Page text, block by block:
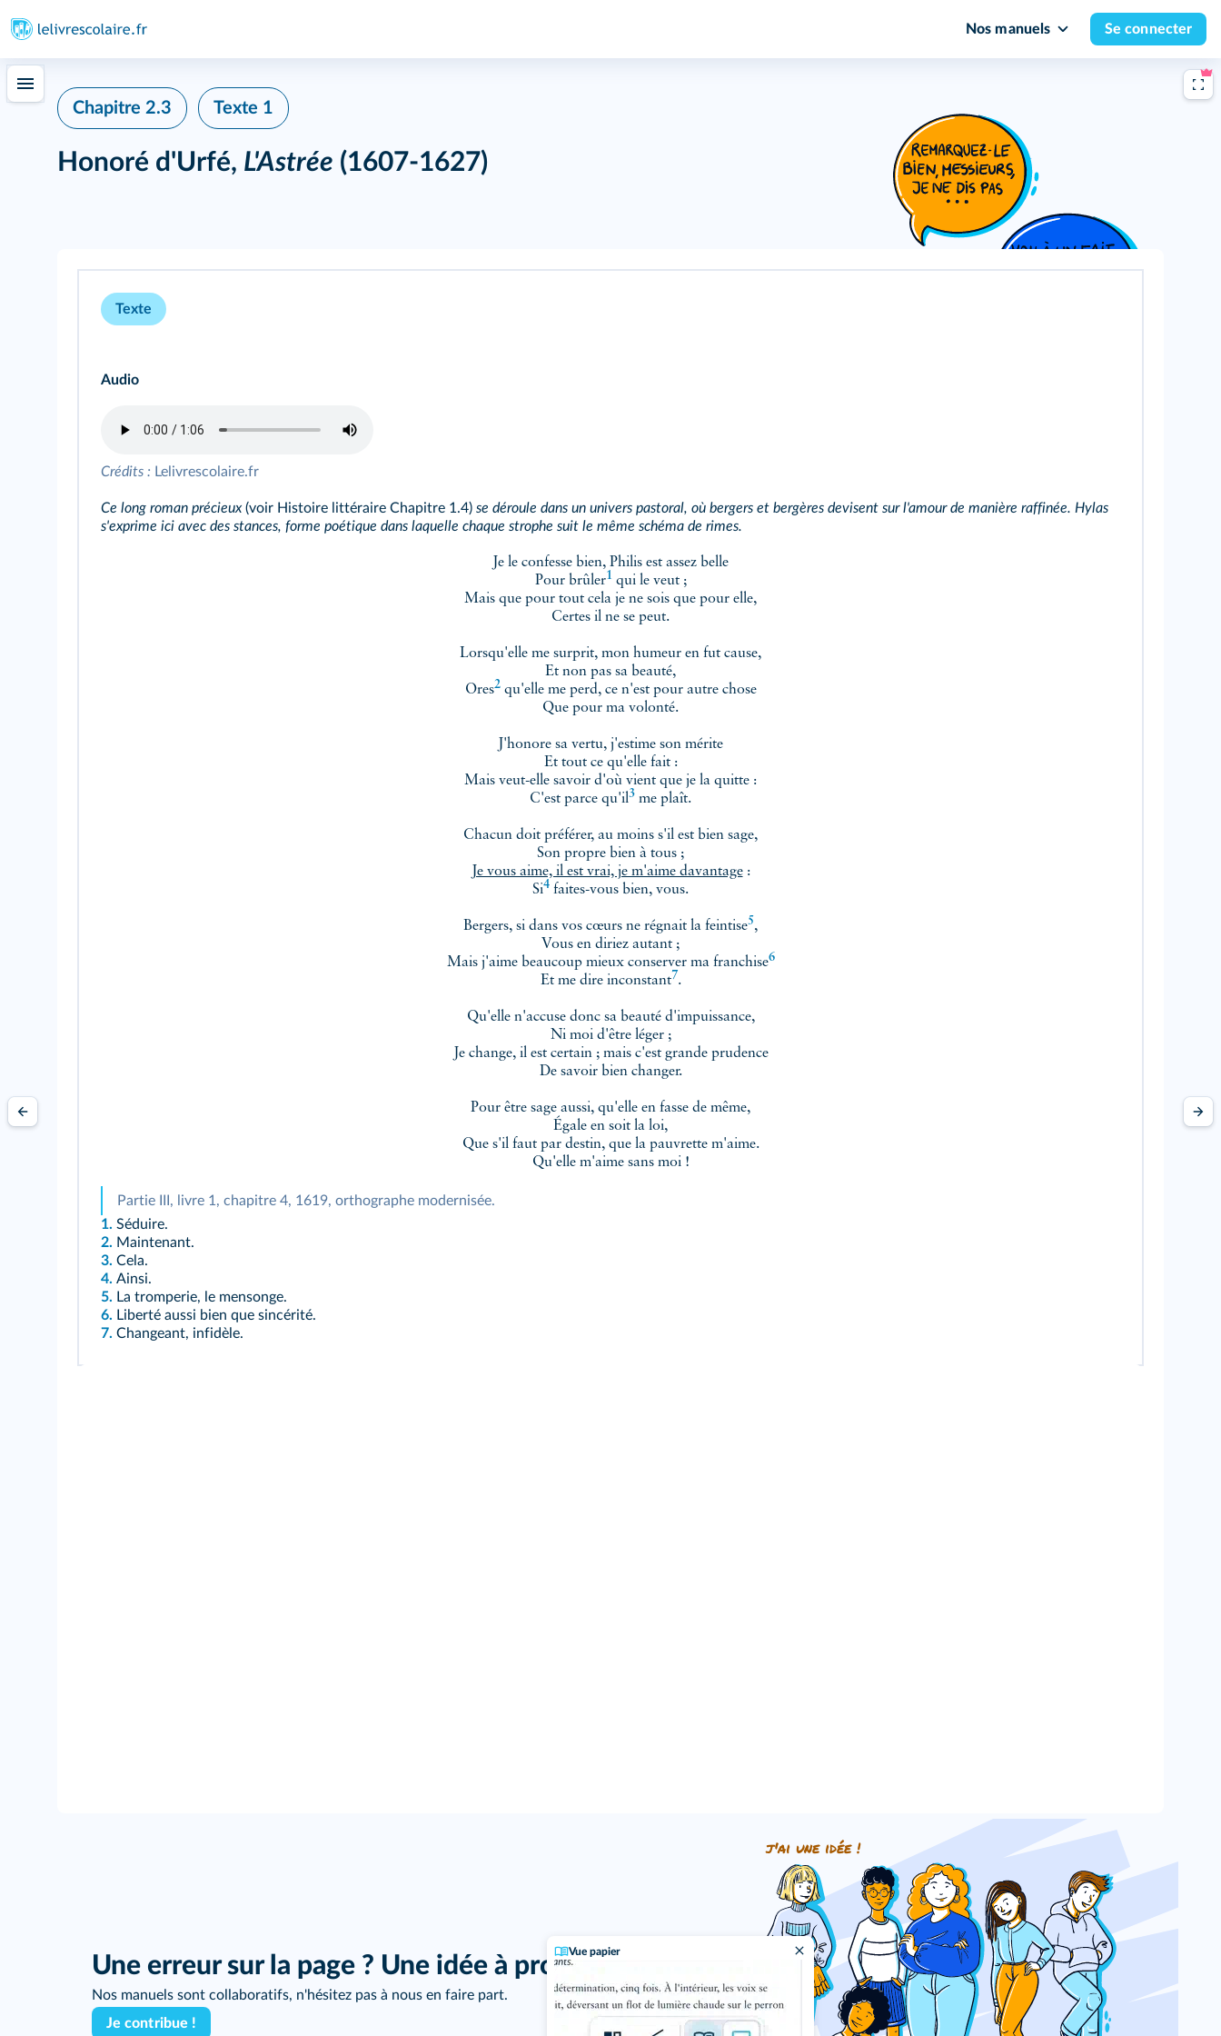
Nos manuels Se connecter
Vue papier
Chapitre 2.3 Texte 1
Honoré d'Urfé, L'Astrée (1607‑1627)
Texte
Audio
Crédits : Lelivrescolaire.fr
Ce long roman précieux (voir Histoire littéraire Chapitre 1.4) se déroule dans un univers pastoral, où bergers et bergères devisent sur l'amour de manière raffinée. Hylas
s'exprime ici avec des stances, forme poétique dans laquelle chaque strophe suit le même schéma de rimes.
Je le confesse bien, Philis est assez belle
Pour brûler1 qui le veut ;
Mais que pour tout cela je ne sois que pour elle,
Certes il ne se peut.
Lorsqu'elle me surprit, mon humeur en fut cause,
Et non pas sa beauté,
Ores2qu'elle me perd, ce n'est pour autre chose
Que pour ma volonté.
J'honore sa vertu, j'estime son mérite
Et tout ce qu'elle fait :
Mais veut-elle savoir d'où vient que je la quitte :
C'est parce qu'il3 me plaît.
Chacun doit préférer, au moins s'il est bien sage,
Son propre bien à tous ;
Je vous aime, il est vrai, je m'aime davantage:
Si4 faites-vous bien, vous.
Bergers, si dans vos cœurs ne régnait la feintise5,
Vous en diriez autant ;
Mais j'aime beaucoup mieux conserver ma franchise6
Et me dire inconstant7.
Qu'elle n'accuse donc sa beauté d'impuissance,
Ni moi d'être léger ;
Je change, il est certain ; mais c'est grande prudence
De savoir bien changer.
Pour être sage aussi, qu'elle en fasse de même,
Égale en soit la loi,
Que s'il faut par destin, que la pauvrette m'aime.
Qu'elle m'aime sans moi !
Partie III, livre 1, chapitre 4, 1619, orthographe modernisée.
1. Séduire.
2. Maintenant.
3. Cela.
4. Ainsi.
5. La tromperie, le mensonge.
6. Liberté aussi bien que sincérité.
7. Changeant, infidèle.
Une erreur sur la page ? Une idée à proposer ?
Nos manuels sont collaboratifs, n'hésitez pas à nous en faire part.
Je contribue !
j'ai une idée !